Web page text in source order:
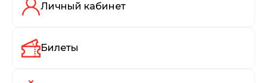
Личный кабинет
Билеты